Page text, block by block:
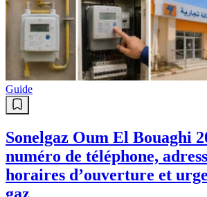
Guide
Sonelgaz Oum El Bouaghi
numéro de téléphone,
horaires d’ouverture et